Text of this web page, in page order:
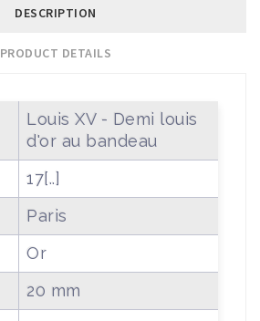
DESCRIPTION
PRODUCT DETAILS
Louis XV - Demi louis
d'or au bandeau
17[..]
Paris
Or
20 mm